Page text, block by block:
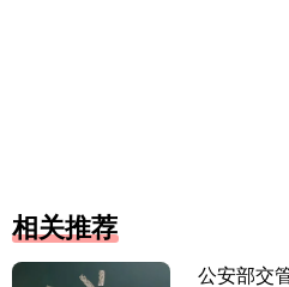
相关推荐
公安部交